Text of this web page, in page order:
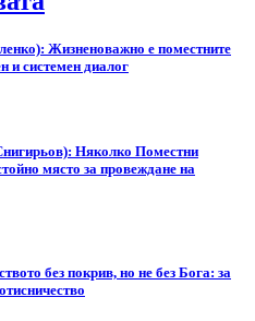
Жизненоважно е поместните
и системен диалог
Няколко Поместни
място за провеждане на
без покрив, но не без Бога: за